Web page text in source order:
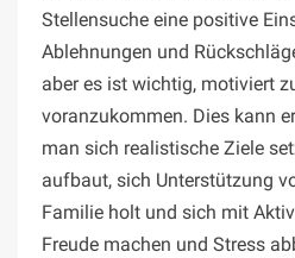
Stellensuche eine positive
Ablehnungen und
aber es ist wichtig, motiviert
voranzukommen. Dies kann
man sich realistische Ziele
aufbaut, sich Unterstützung
Familie holt und sich mit
Freude machen und Stress